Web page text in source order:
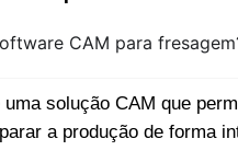
CAM para
uma solução CAM que
a produção de forma